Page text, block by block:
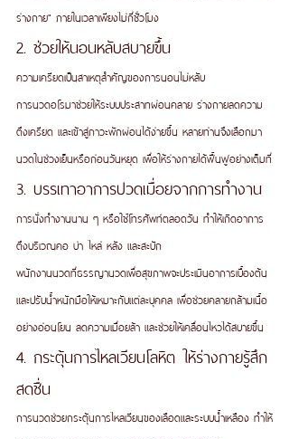
ร่างกาย" ภายในเวลาเพียงไม่กี่ชั่วโมง
2. ช่วยให้นอนหลับสบายขึ้น
ความเครียดเป็นสาเหตุสำคัญของการนอนไม่หลับ
การนวดอโรมาช่วยให้ระบบประสาทผ่อนคลาย ร่างกายลดความ
ตึงเครียด และเข้าสู่ภาวะพักผ่อนได้ง่ายขึ้น หลายท่านจึงเลือกมา
นวดในช่วงเย็นหรือก่อนวันหยุด เพื่อให้ร่างกายได้ฟื้นฟูอย่างเต็มที่
3. บรรเทาอาการปวดเมื่อยจากการทำงาน
การนั่งทำงานนาน ๆ หรือใช้โทรศัพท์ตลอดวัน ทำให้เกิดอาการ
ตึงบริเวณคอ บ่า ไหล่ หลัง และสะบัก
พนักงานนวดที่ธรรญานวดเพื่อสุขภาพจะประเมินอาการเบื้องต้น
และปรับน้ำหนักมือให้เหมาะกับแต่ละบุคคล เพื่อช่วยคลายกล้ามเนื้อ
อย่างอ่อนโยน ลดความเมื่อยล้า และช่วยให้เคลื่อนไหวได้สบายขึ้น
4. กระตุ้นการไหลเวียนโลหิต ให้ร่างกายรู้สึก
สดชื่น
การนวดช่วยกระตุ้นการไหลเวียนของเลือดและระบบน้ำเหลือง ทำให้